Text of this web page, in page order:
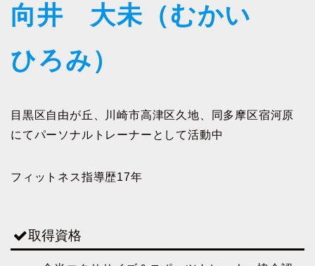
向井 大未（むかい
ひろみ）
目黒区自由が丘、川崎市高津区久地、同多摩区宿河原
にてパーソナルトレーナーとして活動中
フィットネス指導歴17年
取得資格